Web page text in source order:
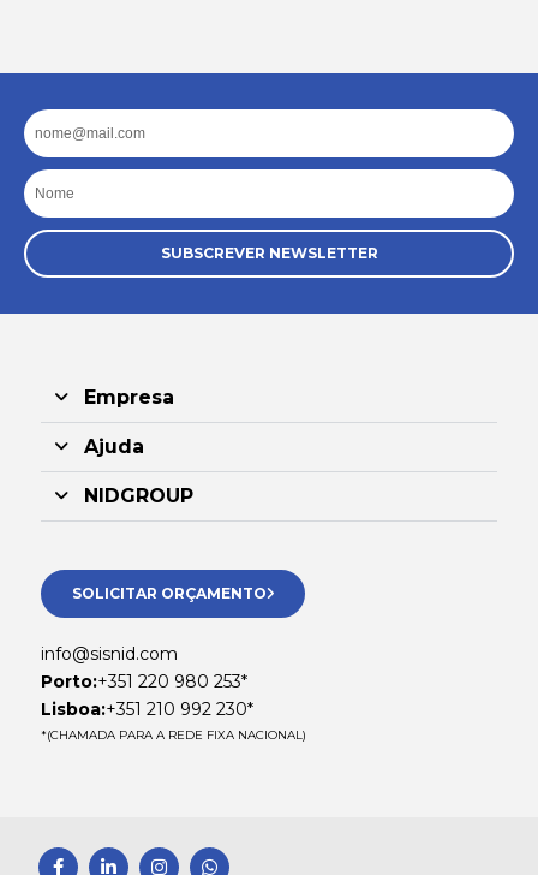
Email
Nome
SUBSCREVER NEWSLETTER
Empresa
Ajuda
NIDGROUP
SOLICITAR ORÇAMENTO
info@sisnid.com
Porto:+351 220 980 253*
Lisboa:+351 210 992 230*
*(CHAMADA PARA A REDE FIXA NACIONAL)
F L I W